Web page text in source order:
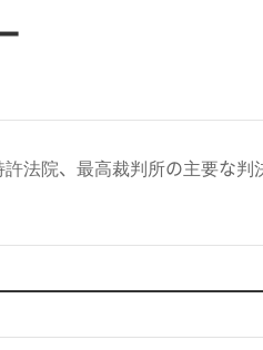
法院、最高裁判所の主要な